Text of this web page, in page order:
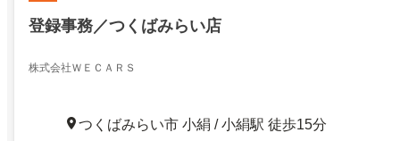
登録事務／つくばみらい店
株式会社ＷＥＣＡＲＳ
つくばみらい市 小絹 / 小絹駅 徒歩15分